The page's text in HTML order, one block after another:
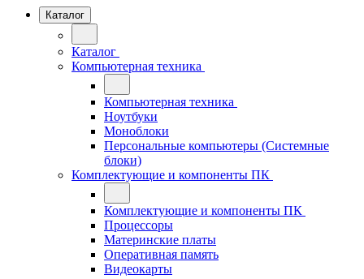
Каталог
Каталог
Компьютерная техника
Компьютерная техника
Ноутбуки
Моноблоки
Персональные компьютеры (Системные
блоки)
Комплектующие и компоненты ПК
Комплектующие и компоненты ПК
Процессоры
Материнские платы
Оперативная память
Видеокарты